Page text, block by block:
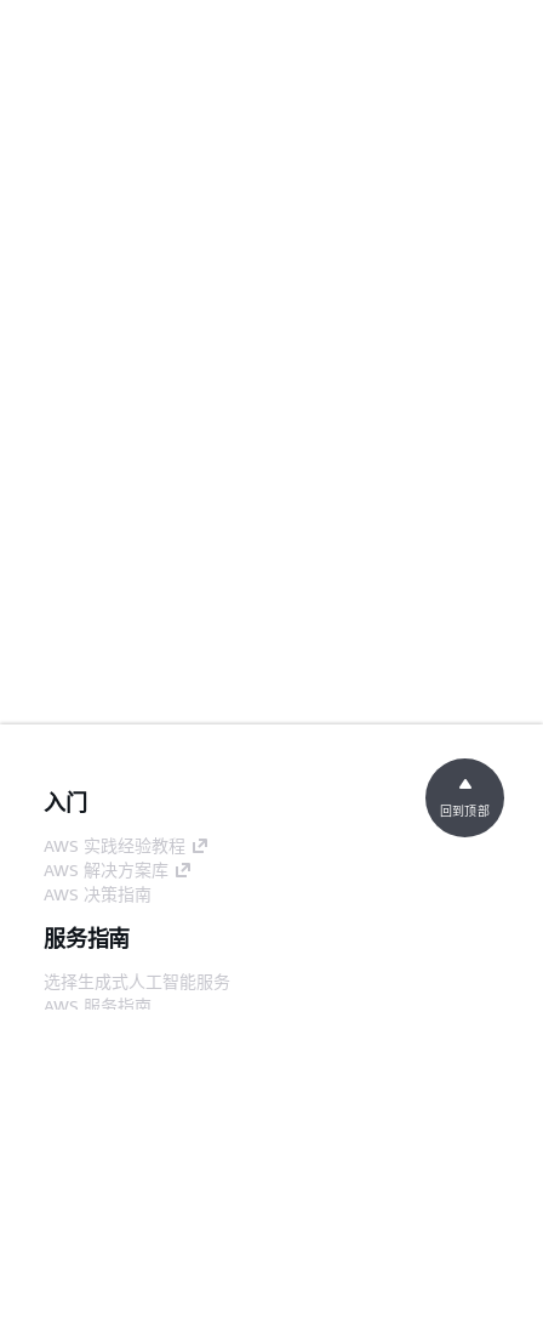
入门
AWS 实践经验教程
AWS 解决方案库
AWS 决策指南
服务指南
选择生成式人工智能服务
AWS 服务指南
回到顶部